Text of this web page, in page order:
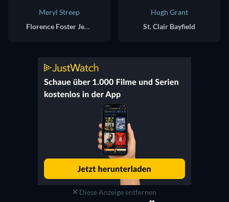
Meryl Streep
Florence Foster Jenkins
Hugh Grant
St. Clair Bayfield
Diese Anzeige entfernen